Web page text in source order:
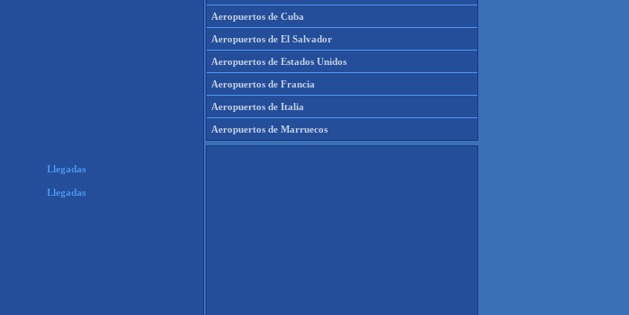
Llegadas
Llegadas
Aeropuertos de Cuba
Aeropuertos de El Salvador
Aeropuertos de Estados Unidos
Aeropuertos de Francia
Aeropuertos de Italia
Aeropuertos de Marruecos